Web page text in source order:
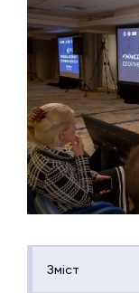
Зміст